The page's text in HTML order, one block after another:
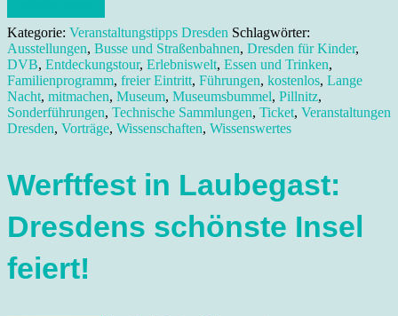
Kategorie: Veranstaltungstipps Dresden Schlagwörter:
Ausstellungen, Busse und Straßenbahnen, Dresden für Kinder,
DVB, Entdeckungstour, Erlebniswelt, Essen und Trinken,
Familienprogramm, freier Eintritt, Führungen, kostenlos, Lange
Nacht, mitmachen, Museum, Museumsbummel, Pillnitz,
Sonderführungen, Technische Sammlungen, Ticket, Veranstaltungen
Dresden, Vorträge, Wissenschaften, Wissenswertes
Werftfest in Laubegast:
Dresdens schönste Insel
feiert!